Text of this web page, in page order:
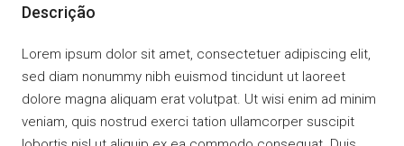
Descrição
Lorem ipsum dolor sit amet, consectetuer adipiscing elit,
sed diam nonummy nibh euismod tincidunt ut laoreet
dolore magna aliquam erat volutpat. Ut wisi enim ad minim
veniam, quis nostrud exerci tation ullamcorper suscipit